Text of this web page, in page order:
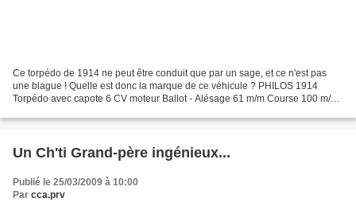
Ce torpédo de 1914 ne peut être conduit que par un sage, et ce n'est pas
une blague ! Quelle est donc la marque de ce véhicule ? PHILOS 1914
Torpédo avec capote 6 CV moteur Ballot - Alésage 61 m/m Course 100 m/m
Un Ch'ti Grand-père ingénieux...
Publié le 25/03/2009 à 10:00
Par cca.prv